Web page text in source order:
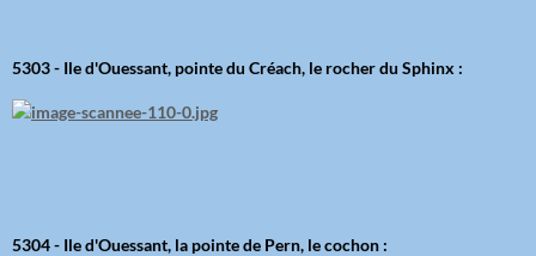
5303 - Ile d'Ouessant, pointe du Créach, le rocher du Sphinx :
5304 - Ile d'Ouessant, la pointe de Pern, le cochon :